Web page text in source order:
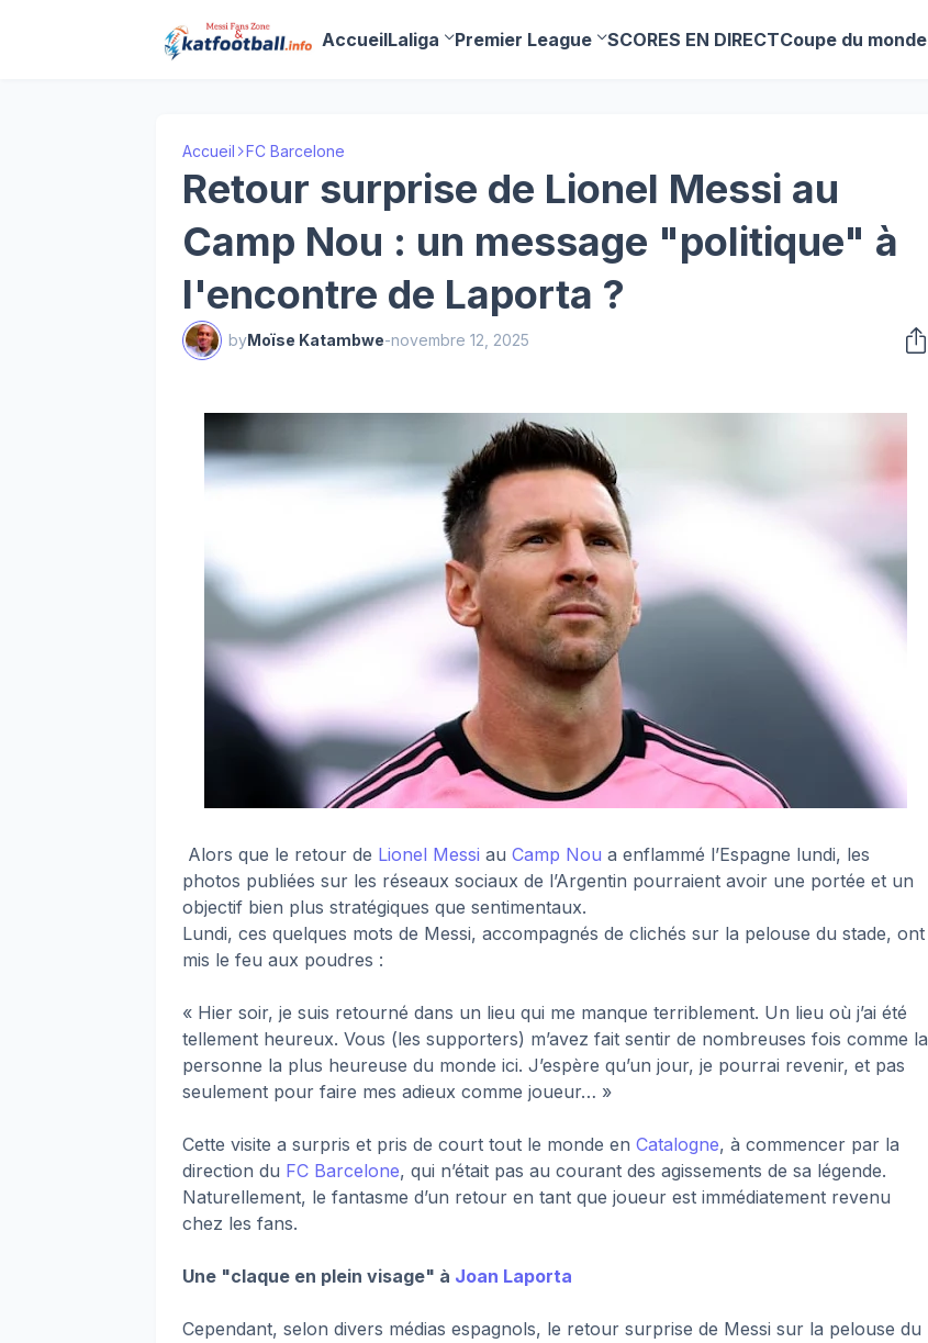
AccueilLaliga Premier League SCORES EN DIRECTCoupe du monde
Accueil FC Barcelone
Retour surprise de Lionel Messi au
Camp Nou : un message "politique" à
l'encontre de Laporta ?
byMoïse Katambwe-novembre 12, 2025
Alors que le retour de Lionel Messi au Camp Nou a enflammé l’Espagne lundi, les
photos publiées sur les réseaux sociaux de l’Argentin pourraient avoir une portée et un
objectif bien plus stratégiques que sentimentaux.
Lundi, ces quelques mots de Messi, accompagnés de clichés sur la pelouse du stade, ont
mis le feu aux poudres :
« Hier soir, je suis retourné dans un lieu qui me manque terriblement. Un lieu où j’ai été
tellement heureux. Vous (les supporters) m’avez fait sentir de nombreuses fois comme la
personne la plus heureuse du monde ici. J’espère qu’un jour, je pourrai revenir, et pas
seulement pour faire mes adieux comme joueur… »
Cette visite a surpris et pris de court tout le monde en Catalogne, à commencer par la
direction du FC Barcelone, qui n’était pas au courant des agissements de sa légende.
Naturellement, le fantasme d’un retour en tant que joueur est immédiatement revenu
chez les fans.
Une "claque en plein visage" à Joan Laporta
Cependant, selon divers médias espagnols, le retour surprise de Messi sur la pelouse du